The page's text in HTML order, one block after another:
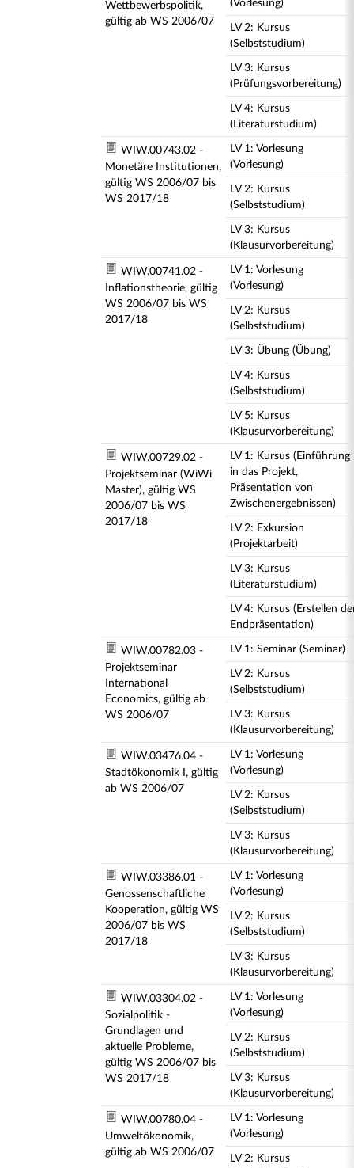
Wettbewerbspolitik,
gültig ab WS 2006/07
(Vorlesung)
LV 2: Kursus
(Selbststudium)
LV 3: Kursus
(Prüfungsvorbereitung)
LV 4: Kursus
(Literaturstudium)
WIW.00743.02 -
Monetäre Institutionen,
gültig WS 2006/07 bis
WS 2017/18
LV 1: Vorlesung
(Vorlesung)
LV 2: Kursus
(Selbststudium)
LV 3: Kursus
(Klausurvorbereitung)
WIW.00741.02 -
Inflationstheorie, gültig
WS 2006/07 bis WS
2017/18
LV 1: Vorlesung
(Vorlesung)
LV 2: Kursus
(Selbststudium)
LV 3: Übung (Übung)
LV 4: Kursus
(Selbststudium)
LV 5: Kursus
(Klausurvorbereitung)
WIW.00729.02 -
Projektseminar (WiWi
Master), gültig WS
2006/07 bis WS
2017/18
LV 1: Kursus (Einführung
in das Projekt,
Präsentation von
Zwischenergebnissen)
LV 2: Exkursion
(Projektarbeit)
LV 3: Kursus
(Literaturstudium)
LV 4: Kursus (Erstellen
Endpräsentation)
WIW.00782.03 -
Projektseminar
International
Economics, gültig ab
WS 2006/07
LV 1: Seminar (Seminar)
LV 2: Kursus
(Selbststudium)
LV 3: Kursus
(Klausurvorbereitung)
WIW.03476.04 -
Stadtökonomik I, gültig
ab WS 2006/07
LV 1: Vorlesung
(Vorlesung)
LV 2: Kursus
(Selbststudium)
LV 3: Kursus
(Klausurvorbereitung)
WIW.03386.01 -
Genossenschaftliche
Kooperation, gültig WS
2006/07 bis WS
2017/18
LV 1: Vorlesung
(Vorlesung)
LV 2: Kursus
(Selbststudium)
LV 3: Kursus
(Klausurvorbereitung)
WIW.03304.02 -
Sozialpolitik -
Grundlagen und
aktuelle Probleme,
gültig WS 2006/07 bis
WS 2017/18
LV 1: Vorlesung
(Vorlesung)
LV 2: Kursus
(Selbststudium)
LV 3: Kursus
(Klausurvorbereitung)
WIW.00780.04 -
Umweltökonomik,
gültig ab WS 2006/07
LV 1: Vorlesung
(Vorlesung)
LV 2: Kursus